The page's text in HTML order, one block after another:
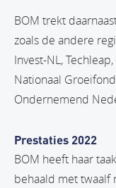
BOM trekt
zoals de andere
Invest-NL,
Nationaal
Ondernemend
Prestaties 2022
BOM heeft haar
behaald met twaalf